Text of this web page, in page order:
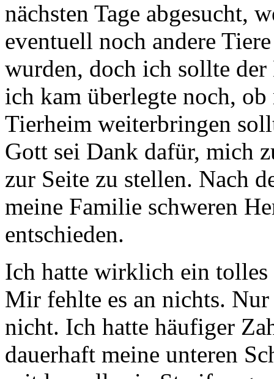
nächsten Tage abgesucht,
eventuell noch andere
wurden, doch ich sollte
ich kam überlegte noch,
Tierheim weiterbringen
Gott sei Dank dafür, mich
zur Seite zu stellen. Nach
meine Familie schweren
entschieden.
Ich hatte wirklich ein
Mir fehlte es an nichts.
nicht. Ich hatte häufiger
dauerhaft meine unteren